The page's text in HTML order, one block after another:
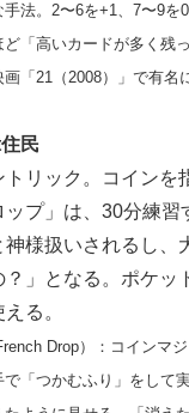
法。2〜6を+1、7〜9を
「高いカードが多く残
「21（2008）」で有名
民
リック。コインを
プ」は、30分練習
様扱いされるし、
？」となる。ポケッ
る。
Drop）：コインマ
「つかむふり」をして